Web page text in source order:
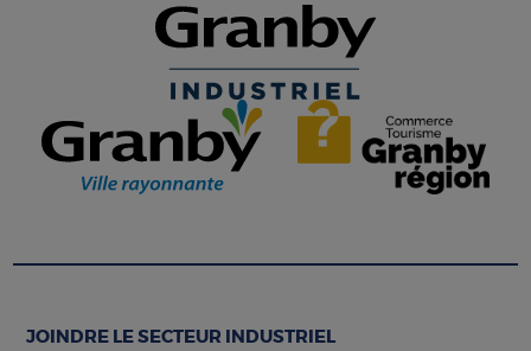
JOINDRE LE SECTEUR INDUSTRIEL